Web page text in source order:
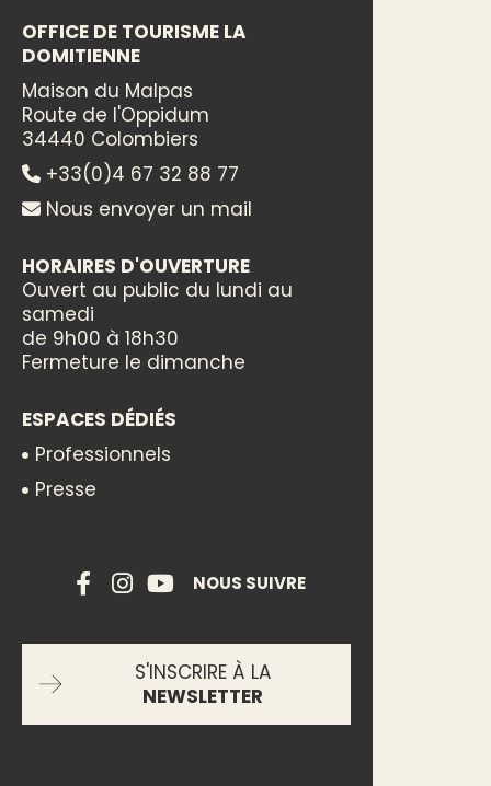
OFFICE DE TOURISME LA
DOMITIENNE
Maison du Malpas
Route de l'Oppidum
34440 Colombiers
+33(0)4 67 32 88 77
Nous envoyer un mail
HORAIRES D'OUVERTURE
Ouvert au public du lundi au
samedi
de 9h00 à 18h30
Fermeture le dimanche
ESPACES DÉDIÉS
Professionnels
Presse
NOUS SUIVRE
S'INSCRIRE À LA
NEWSLETTER